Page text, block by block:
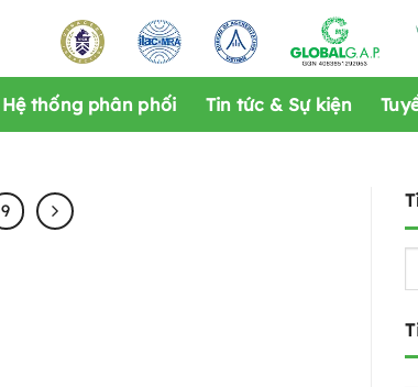
Hệ thống phân phối Tin tức & Sự kiện
9